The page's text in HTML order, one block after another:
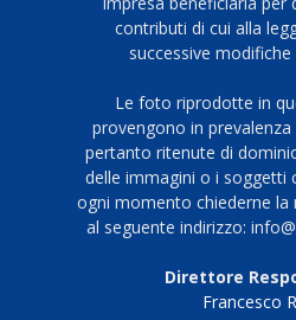
contributi di cui alla
successive
Le foto riprodotte in
provengono in
pertanto ritenute di
delle immagini o i soggetti
ogni momento chiederne la
al seguente indirizzo:
Direttore
Francesco